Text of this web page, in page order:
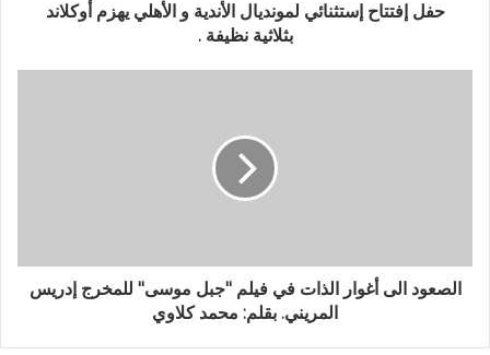
حفل إفتتاح إستثنائي لمونديال الأندية و الأهلي يهزم أوكلاند
بثلاثية نظيفة .
الصعود الى أغوار الذات في فيلم "جبل موسى" للمخرج إدريس
المريني. بقلم: محمد كلاوي